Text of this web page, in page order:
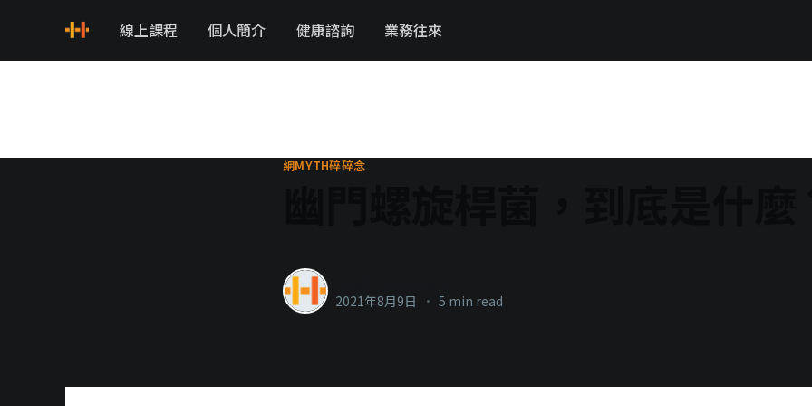
線上課程 個人簡介 健康諮詢 業務往來
網MYTH碎碎念
2021年8月9日 • 5 min read